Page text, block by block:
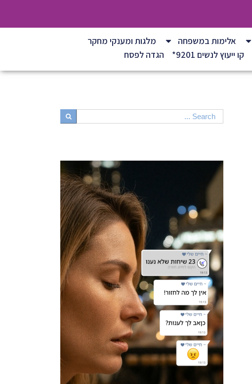
אלימות במשפחה
מלגות ומענקי מחקר
קו ייעוץ לנשים 9201* הגדה לפסח